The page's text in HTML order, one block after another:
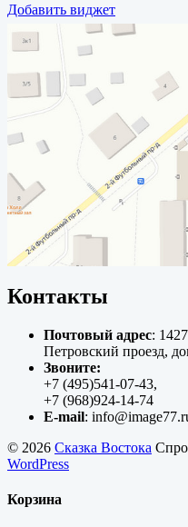
Добавить виджет
Контакты
Почтовый адрес:
Петровский проезд,
Звоните:
+7 (495)541-07-43,
+7 (968)924-14-74
E-mail:
© 2026 Сказка Востока
WordPress
Корзина